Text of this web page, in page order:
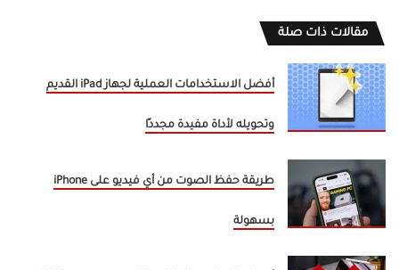
مقالات ذات صلة
أفضل الاستخدامات العملية لجهاز iPad القديم
وتحويله لأداة مفيدة مجددًا
طريقة حفظ الصوت من أي فيديو على iPhone
بسهولة